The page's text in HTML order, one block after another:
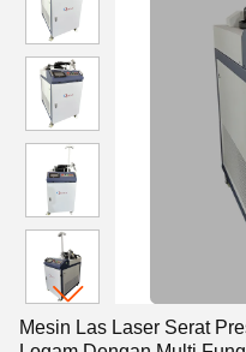
Mesin Las Laser Serat